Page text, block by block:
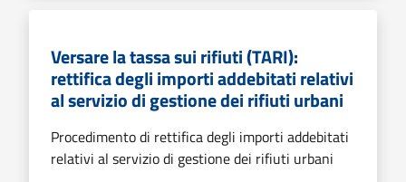
Versare la tassa sui rifiuti (TARI):
rettifica degli importi addebitati relativi
al servizio di gestione dei rifiuti urbani
Procedimento di rettifica degli importi addebitati
relativi al servizio di gestione dei rifiuti urbani